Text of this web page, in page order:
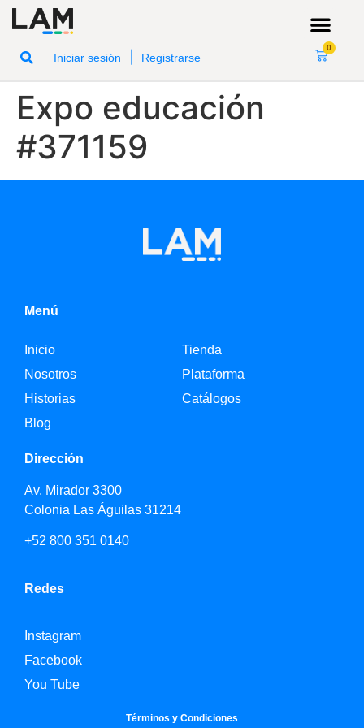
Iniciar sesión Registrarse
0
Expo educación
#371159
Menú
Inicio
Nosotros
Historias
Blog
Tienda
Plataforma
Catálogos
Dirección
Av. Mirador 3300
Colonia Las Águilas 31214
+52 800 351 0140
Redes
Instagram
Facebook
You Tube
Términos y Condiciones